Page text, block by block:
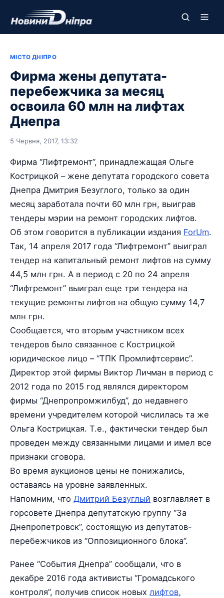
МІСТО ДНІПРО
Фирма жены депутата-
перебежчика за месяц
освоила 60 млн на лифтах
Днепра
5 Червня, 2017, 13:32
Фирма “Лифтремонт”, принадлежащая Ольге
Кострицкой – жене депутата городского совета
Днепра Дмитрия Безуглого, только за один
месяц заработала почти 60 млн грн, выиграв
тендеры мэрии на ремонт городских лифтов.
Об этом говорится в публикации издания ForUm.
Так, 14 апреля 2017 года “Лифтремонт” выиграл
тендер на капитальный ремонт лифтов на сумму
44,5 млн грн. А в период с 20 по 24 апреля
“Лифтремонт” выиграл еще три тендера на
текущие ремонты лифтов на общую сумму 14,7
млн грн.
Сообщается, что вторым участником всех
тендеров было связанное с Кострицкой
юридическое лицо – “ТПК Промлифтсервис”.
Директор этой фирмы Виктор Личман в период с
2012 года по 2015 год являлся директором
фирмы “Днепропромжилбуд”, до недавнего
времени учредителем которой числилась та же
Ольга Кострицкая. Т.е., фактически тендер был
проведен между связанными лицами и имел все
признаки сговора.
Во время аукционов цены не понижались,
оставаясь на уровне заявленных.
Напомним, что Дмитрий Безуглый возглавляет в
горсовете Днепра депутатскую группу “За
Днепропетровск”, состоящую из депутатов-
перебежчиков из “Оппозиционного блока”.
Ранее “События Днепра” сообщали, что в
декабре 2016 года активисты “Громадського
контроля”, получив список новых лифтов,